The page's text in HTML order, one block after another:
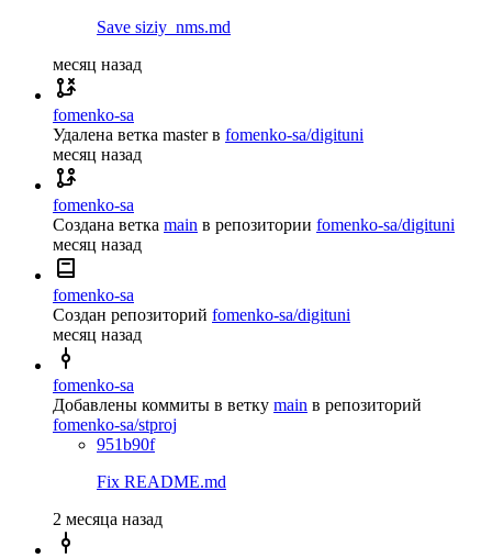
Save siziy_nms.md
месяц назад
fomenko-sa
Удалена ветка masterв fomenko-sa/digituni
месяц назад
fomenko-sa
Создана ветка main в репозитории fomenko-sa/digituni
месяц назад
fomenko-sa
Создан репозиторий fomenko-sa/digituni
месяц назад
fomenko-sa
Добавлены коммиты в ветку main в репозиторий
fomenko-sa/stproj
951b90f
Fix README.md
2 месяца назад